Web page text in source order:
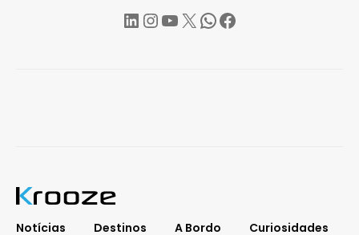
LinkedIn
Instagram
YouTube
X WhatsApp
Facebook
Notícias Destinos A Bordo Curiosidades